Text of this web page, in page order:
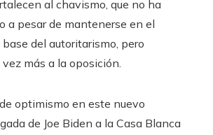
al chavismo, que no ha
a pesar de mantenerse en el
del autoritarismo, pero
más a la oposición.
optimismo en este nuevo
de Joe Biden a la Casa Blanca